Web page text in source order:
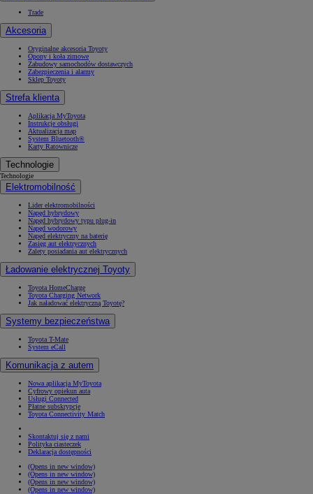
Trade
Akcesoria
Oryginalne akcesoria Toyoty
Opony i koła zimowe
Zabudowy samochodów dostawczych
Zabezpieczenia i alarmy
Sklep Toyoty
Strefa klienta
Aplikacja MyToyota
Instrukcje obsługi
Aktualizacja map
System Bluetooth®
Karty Ratownicze
Technologie
Technologie
Elektromobilność
Lider elektromobilności
Napęd hybrydowy
Napęd hybrydowy typu plug-in
Napęd wodorowy
Napęd elektryczny na baterię
Zasięg aut elektrycznych
Zalety posiadania aut elektrycznych
Ładowanie elektrycznej Toyoty
Toyota HomeCharge
Toyota Charging Network
Jak naładować elektryczną Toyotę?
Systemy bezpieczeństwa
Toyota T-Mate
System eCall
Komunikacja z autem
Nowa aplikacja MyToyota
Cyfrowy opiekun auta
Usługi Connected
Płatne subskrypcje
Toyota Connectivity Match
Skontaktuj się z nami
Polityka ciasteczek
Deklaracja dostępności
(Opens in new window)
(Opens in new window)
(Opens in new window)
(Opens in new window)